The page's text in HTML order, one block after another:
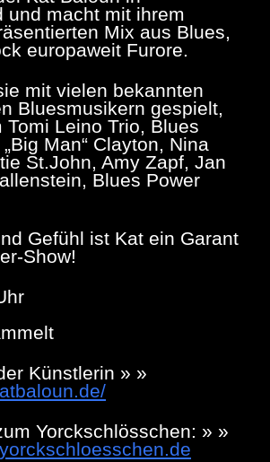
und macht mit ihrem
Mix aus Blues,
europaweit Furore.
mit vielen bekannten
Bluesmusikern gespielt,
Tomi Leino Trio, Blues
Man“ Clayton, Nina
St.John, Amy Zapf, Jan
Blues Power
Gefühl ist Kat ein Garant
Show!
Künstlerin » »
Yorckschlösschen: » »